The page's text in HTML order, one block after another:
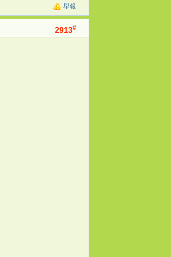
舉報
2913#